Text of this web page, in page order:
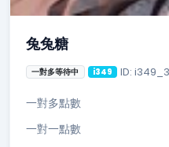
兔兔糖
一對多等待中 i349 ID:
一對多點數
一對一點數